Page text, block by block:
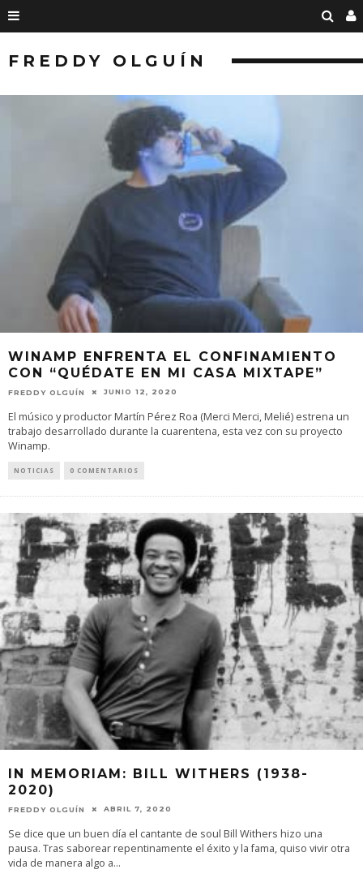
FREDDY OLGUÍN
WINAMP ENFRENTA EL CONFINAMIENTO
CON “QUÉDATE EN MI CASA MIXTAPE”
FREDDY OLGUÍN JUNIO 12, 2020
El músico y productor Martín Pérez Roa (Merci Merci, Melié) estrena un
trabajo desarrollado durante la cuarentena, esta vez con su proyecto
Winamp.
NOTICIAS 0 COMENTARIOS
IN MEMORIAM: BILL WITHERS (1938-
2020)
FREDDY OLGUÍN ABRIL 7, 2020
Se dice que un buen día el cantante de soul Bill Withers hizo una
pausa. Tras saborear repentinamente el éxito y la fama, quiso vivir otra
vida de manera algo a...